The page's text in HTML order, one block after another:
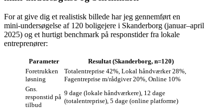
For at give dig et realistisk billede har jeg gennemført en
mini‑undersøgelse af 120 boligejere i Skanderborg (januar–april
2025) og et hurtigt benchmark på responstider fra lokale
entreprenører:
Parameter
Resultat (Skanderborg, n=120)
Foretrukken
løsning
Totalentreprise 42%, Lokal håndværker 28%,
Fagentreprise m/rådgiver 20%, Online 10%
Gns.
responstid på
tilbud
9 dage (lokale håndværkere), 12 dage
(totalentreprise), 5 dage (online platforme)